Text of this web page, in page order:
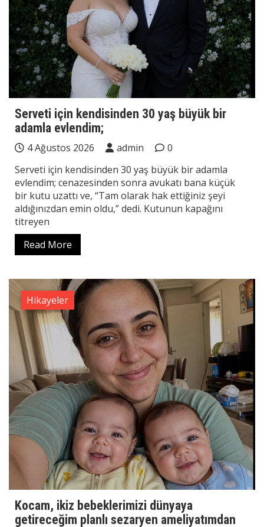
Serveti için kendisinden 30 yaş büyük bir
adamla evlendim;
4 Ağustos 2026 admin
0
Serveti için kendisinden 30 yaş büyük bir adamla
evlendim; cenazesinden sonra avukatı bana küçük
bir kutu uzattı ve, “Tam olarak hak ettiğiniz şeyi
aldığınızdan emin oldu,” dedi. Kutunun kapağını
titreyen
Read More
Hikayeler
Kocam, ikiz bebeklerimizi dünyaya
getireceğim planlı sezaryen ameliyatımdan